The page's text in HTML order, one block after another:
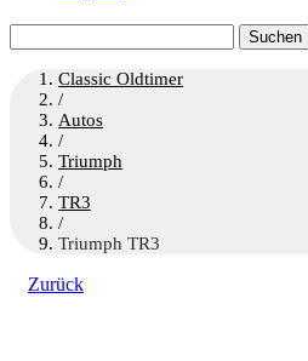
nach:
Classic Oldtimer
/
Autos
/
Triumph
/
TR3
/
Triumph TR3
Zurück